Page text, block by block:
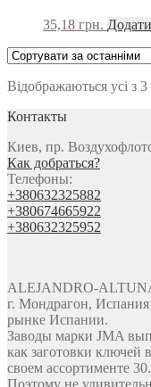
35,18 грн.
Відображаються усі з 3
Контакты
Киев, пр.
Как добраться?
Телефоны:
+380632325882
+380674665922
+380632325952
ALEJANDRO-
г. Мондрагон, Испания
рынке Испании.
Заводы марки JMA
как заготовки
своем ассортименте